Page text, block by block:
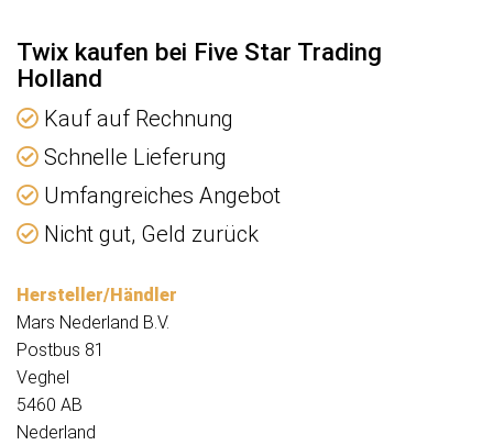
Twix kaufen bei Five Star Trading
Holland
Kauf auf Rechnung
Schnelle Lieferung
Umfangreiches Angebot
Nicht gut, Geld zurück
Hersteller/Händler
Mars Nederland B.V.
Postbus 81
Veghel
5460 AB
Nederland